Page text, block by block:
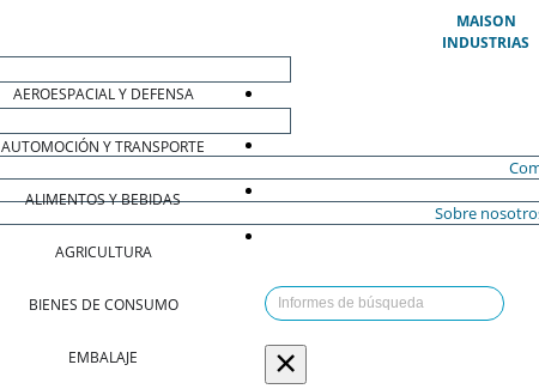
MAISON
INDUSTRIAS
AEROESPACIAL Y DEFENSA
AUTOMOCIÓN Y TRANSPORTE
ALIMENTOS Y BEBIDAS
AGRICULTURA
BIENES DE CONSUMO
EMBALAJE
Sobre
×